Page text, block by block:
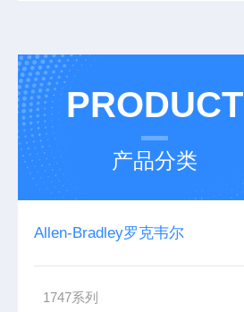
PRODUCT
产品分类
Allen-Bradley罗克韦尔
1747系列